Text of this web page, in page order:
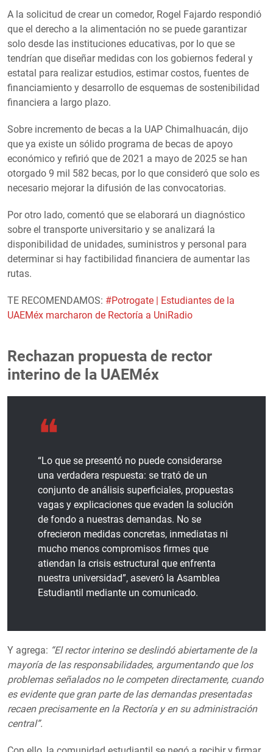
A la solicitud de crear un comedor, Rogel Fajardo respondió
que el derecho a la alimentación no se puede garantizar
solo desde las instituciones educativas, por lo que se
tendrían que diseñar medidas con los gobiernos federal y
estatal para realizar estudios, estimar costos, fuentes de
financiamiento y desarrollo de esquemas de sostenibilidad
financiera a largo plazo.
Sobre incremento de becas a la UAP Chimalhuacán, dijo
que ya existe un sólido programa de becas de apoyo
económico y refirió que de 2021 a mayo de 2025 se han
otorgado 9 mil 582 becas, por lo que consideró que solo es
necesario mejorar la difusión de las convocatorias.
Por otro lado, comentó que se elaborará un diagnóstico
sobre el transporte universitario y se analizará la
disponibilidad de unidades, suministros y personal para
determinar si hay factibilidad financiera de aumentar las
rutas.
TE RECOMENDAMOS: #Potrogate | Estudiantes de la
UAEMéx marcharon de Rectoría a UniRadio
Rechazan propuesta de rector
interino de la UAEMéx
“Lo que se presentó no puede considerarse
una verdadera respuesta: se trató de un
conjunto de análisis superficiales, propuestas
vagas y explicaciones que evaden la solución
de fondo a nuestras demandas. No se
ofrecieron medidas concretas, inmediatas ni
mucho menos compromisos firmes que
atiendan la crisis estructural que enfrenta
nuestra universidad”, aseveró la Asamblea
Estudiantil mediante un comunicado.
Y agrega: “El rector interino se deslindó abiertamente de la
mayoría de las responsabilidades, argumentando que los
problemas señalados no le competen directamente, cuando
es evidente que gran parte de las demandas presentadas
recaen precisamente en la Rectoría y en su administración
central”.